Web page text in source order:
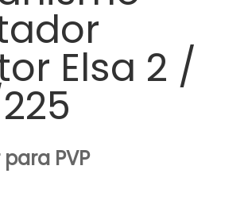
Elsa 2 /
PVP